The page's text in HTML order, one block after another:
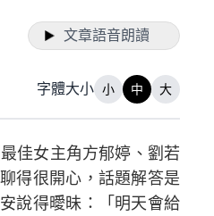
文章語音朗讀
字體大小 小 中 大
佳女主角方郁婷、劉若
得很開心，話題解答是
說得曖昧：「明天會給